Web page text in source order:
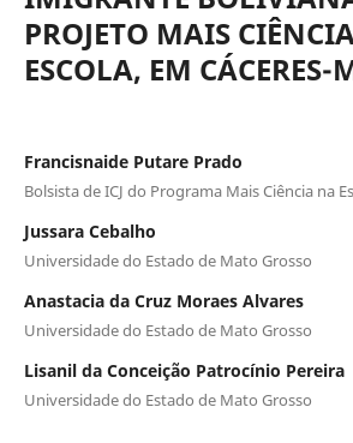
PROJETO MAIS
ESCOLA, EM CÁCERES-
Francisnaide Putare Prado
Bolsista de ICJ do Programa Mais Ciência na
Jussara Cebalho
Universidade do Estado de Mato Grosso
Anastacia da Cruz Moraes Alvares
Universidade do Estado de Mato Grosso
Lisanil da Conceição Patrocínio Pereira
Universidade do Estado de Mato Grosso